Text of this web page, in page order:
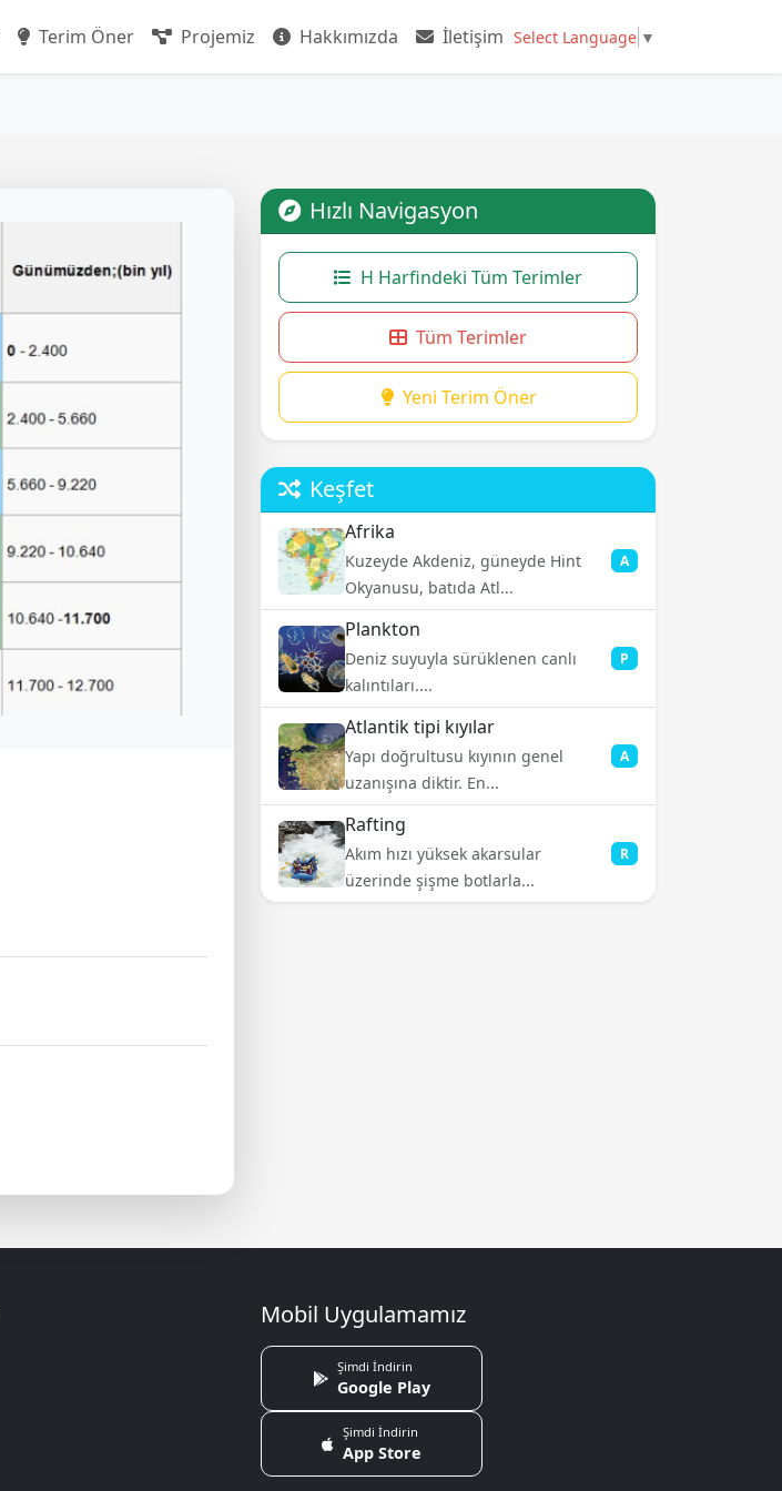
Terim Öner Projemiz Hakkımızda İletişim Select Language ▼
Hızlı Navigasyon
H Harfindeki Tüm Terimler
Tüm Terimler
Yeni Terim Öner
Keşfet
Afrika
Kuzeyde Akdeniz, güneyde Hint
Okyanusu, batıda Atl...
A
Plankton
Deniz suyuyla sürüklenen canlı
kalıntıları....
P
Atlantik tipi kıyılar
Yapı doğrultusu kıyının genel
uzanışına diktir. En...
A
Rafting
Akım hızı yüksek akarsular
üzerinde şişme botlarla...
R
Mobil Uygulamamız
Şimdi İndirin
Google Play
Şimdi İndirin
App Store